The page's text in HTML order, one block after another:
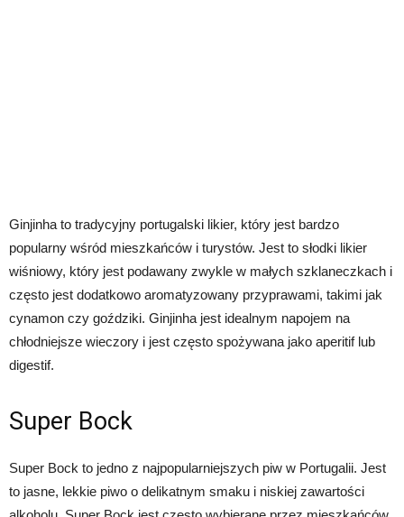
Ginjinha to tradycyjny portugalski likier, który jest bardzo
popularny wśród mieszkańców i turystów. Jest to słodki likier
wiśniowy, który jest podawany zwykle w małych szklaneczkach i
często jest dodatkowo aromatyzowany przyprawami, takimi jak
cynamon czy goździki. Ginjinha jest idealnym napojem na
chłodniejsze wieczory i jest często spożywana jako aperitif lub
digestif.
Super Bock
Super Bock to jedno z najpopularniejszych piw w Portugalii. Jest
to jasne, lekkie piwo o delikatnym smaku i niskiej zawartości